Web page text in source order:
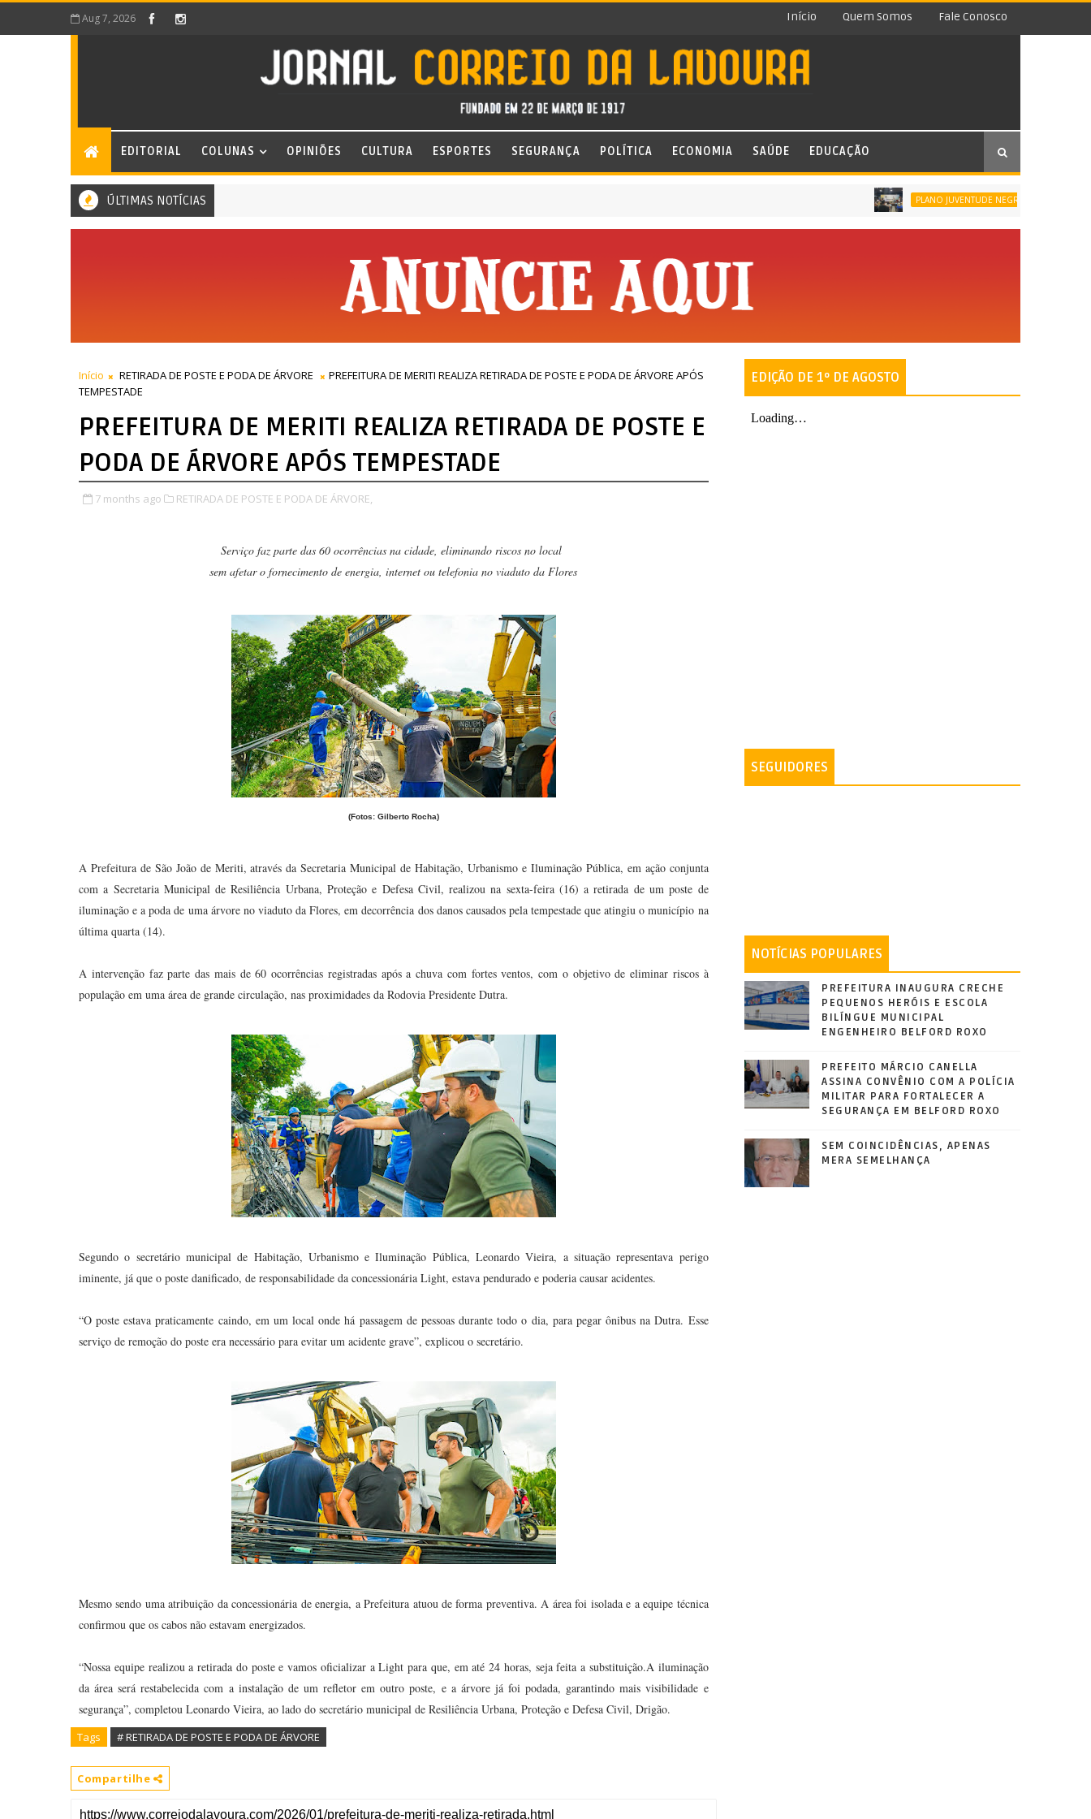
Aug 7, 2026 Início Quem Somos Fale Conosco
EDITORIAL COLUNAS OPINIÕES CULTURA ESPORTES SEGURANÇA POLÍTICA ECONOMIA SAÚDE EDUCAÇÃO
ÚLTIMAS NOTÍCIAS PLANO JUVENTUDE NEGRA VIVA (PJNV)
Início RETIRADA DE POSTE E PODA DE ÁRVORE
PREFEITURA DE MERITI REALIZA RETIRADA DE POSTE E PODA DE ÁRVORE APÓS
TEMPESTADE
PREFEITURA DE MERITI REALIZA RETIRADA DE POSTE E
PODA DE ÁRVORE APÓS TEMPESTADE
7 months ago RETIRADA DE POSTE E PODA DE ÁRVORE,
Serviço faz parte das 60 ocorrências na cidade, eliminando riscos no local
sem afetar o fornecimento de energia, internet ou telefonia no viaduto da Flores
(Fotos: Gilberto Rocha)
A Prefeitura de São João de Meriti, através da Secretaria Municipal de Habitação, Urbanismo e Iluminação Pública, em ação conjunta
com a Secretaria Municipal de Resiliência Urbana, Proteção e Defesa Civil, realizou na sexta-feira (16) a retirada de um poste de
iluminação e a poda de uma árvore no viaduto da Flores, em decorrência dos danos causados pela tempestade que atingiu o município na
última quarta (14).
A intervenção faz parte das mais de 60 ocorrências registradas após a chuva com fortes ventos, com o objetivo de eliminar riscos à
população em uma área de grande circulação, nas proximidades da Rodovia Presidente Dutra.
Segundo o secretário municipal de Habitação, Urbanismo e Iluminação Pública, Leonardo Vieira, a situação representava perigo
iminente, já que o poste danificado, de responsabilidade da concessionária Light, estava pendurado e poderia causar acidentes.
“O poste estava praticamente caindo, em um local onde há passagem de pessoas durante todo o dia, para pegar ônibus na Dutra. Esse
serviço de remoção do poste era necessário para evitar um acidente grave”, explicou o secretário.
Mesmo sendo uma atribuição da concessionária de energia, a Prefeitura atuou de forma preventiva. A área foi isolada e a equipe técnica
confirmou que os cabos não estavam energizados.
“Nossa equipe realizou a retirada do poste e vamos oficializar a Light para que, em até 24 horas, seja feita a substituição.A iluminação
da área será restabelecida com a instalação de um refletor em outro poste, e a árvore já foi podada, garantindo mais visibilidade e
segurança”, completou Leonardo Vieira, ao lado do secretário municipal de Resiliência Urbana, Proteção e Defesa Civil, Drigão.
Tags # RETIRADA DE POSTE E PODA DE ÁRVORE
Compartilhe
EDIÇÃO DE 1º DE AGOSTO
SEGUIDORES
NOTÍCIAS POPULARES
PREFEITURA INAUGURA CRECHE
PEQUENOS HERÓIS E ESCOLA
BILÍNGUE MUNICIPAL
ENGENHEIRO BELFORD ROXO
PREFEITO MÁRCIO CANELLA
ASSINA CONVÊNIO COM A POLÍCIA
MILITAR PARA FORTALECER A
SEGURANÇA EM BELFORD ROXO
SEM COINCIDÊNCIAS, APENAS
MERA SEMELHANÇA